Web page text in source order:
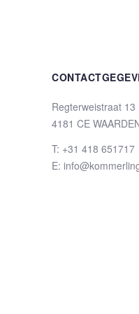
Regterweistraat 13
4181 CE
T: +31 418 651717
E: